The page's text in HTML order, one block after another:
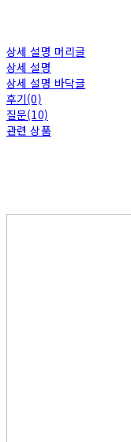
상세 설명 머리글
상세 설명
상세 설명 바닥글
후기(0)
질문(10)
관련 상품